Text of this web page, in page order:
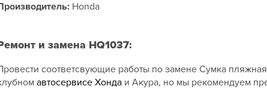
Honda
и замена HQ1037:
соответсвующие работы по замене Сумка
автосервисе Хонда и Акура, но мы рекомендуем